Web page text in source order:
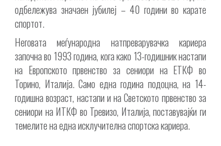
одбележува значаен јубилеј – 40 години во карате
спортот.
Неговата меѓународна натпреварувачка кариера
започна во 1993 година, кога како 13-годишник настапи
на Европското првенство за сениори на ЕТКФ во
Торино, Италија. Само една година подоцна, на 14-
годишна возраст, настапи и на Светското првенство за
сениори на ИТКФ во Тревизо, Италија, поставувајќи ги
темелите на една исклучителна спортска кариера.